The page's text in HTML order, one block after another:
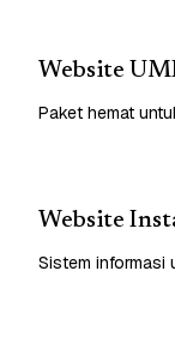
Website
Paket hemat
Website
Sistem informasi